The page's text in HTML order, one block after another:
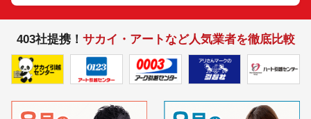
403社提携！ サカイ・アートなど人気業者を徹底比較